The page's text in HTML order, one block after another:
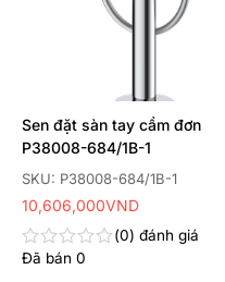
SKU: P38008-684/1B-1
Sen đặt sàn tay cầm đơn
P38008-684/1B-1
Được
0
đánh giá
Đã bán 0
10,606,000VND